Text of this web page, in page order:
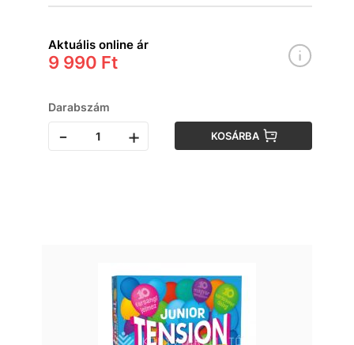
Aktuális online ár
9 990 Ft
Darabszám
- + KOSÁRBA